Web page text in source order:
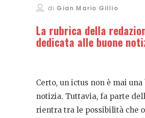
di Gian Mario Gillio
La rubrica della
dedicata alle buone
Certo, un ictus non è mai una
notizia. Tuttavia, fa parte
rientra tra le possibilità che